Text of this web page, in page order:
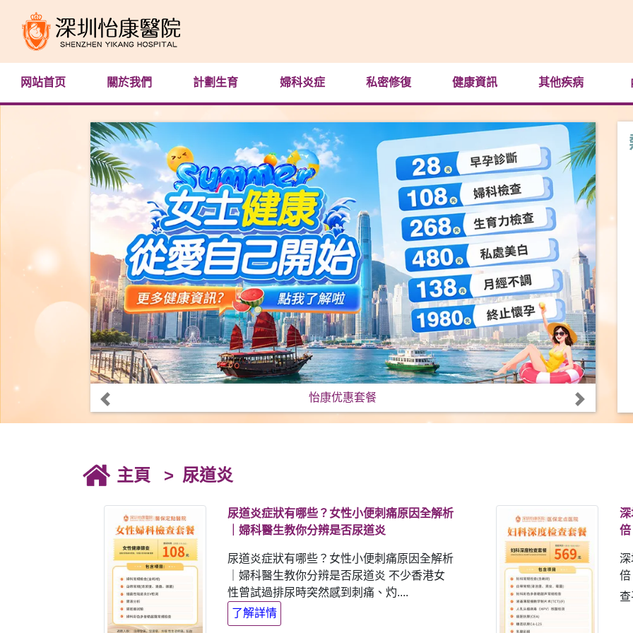
网站首页 關於我們 計劃生育 婦科炎症 私密修復 健康資訊 其他疾病
怡康优惠套餐
主頁 尿道炎
尿道炎症狀有哪些？女性小便刺痛原因全解析
｜婦科醫生教你分辨是否尿道炎
尿道炎症狀有哪些？女性小便刺痛原因全解析
｜婦科醫生教你分辨是否尿道炎 不少香港女
性曾試過排尿時突然感到刺痛、灼....
了解詳情
深
倍
深
倍